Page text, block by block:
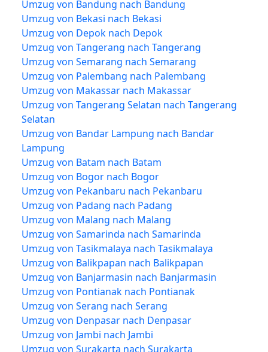
Umzug von Bandung nach Bandung
Umzug von Bekasi nach Bekasi
Umzug von Depok nach Depok
Umzug von Tangerang nach Tangerang
Umzug von Semarang nach Semarang
Umzug von Palembang nach Palembang
Umzug von Makassar nach Makassar
Umzug von Tangerang Selatan nach Tangerang
Selatan
Umzug von Bandar Lampung nach Bandar
Lampung
Umzug von Batam nach Batam
Umzug von Bogor nach Bogor
Umzug von Pekanbaru nach Pekanbaru
Umzug von Padang nach Padang
Umzug von Malang nach Malang
Umzug von Samarinda nach Samarinda
Umzug von Tasikmalaya nach Tasikmalaya
Umzug von Balikpapan nach Balikpapan
Umzug von Banjarmasin nach Banjarmasin
Umzug von Pontianak nach Pontianak
Umzug von Serang nach Serang
Umzug von Denpasar nach Denpasar
Umzug von Jambi nach Jambi
Umzug von Surakarta nach Surakarta